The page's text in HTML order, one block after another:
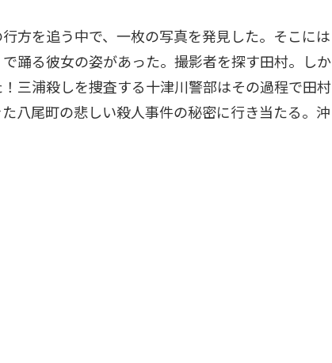
方を追う中で、一枚の写真を発見した。そこには
踊る彼女の姿があった。撮影者を探す田村。しか
三浦殺しを捜査する十津川警部はその過程で田村
八尾町の悲しい殺人事件の秘密に行き当たる。沖